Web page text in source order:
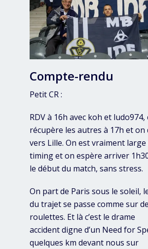
Compte-rendu
Petit CR :
RDV à 16h avec koh et ludo974,
récupère les autres à 17h et on
vers Lille. On est vraiment large
timing et on espère arriver
le début du match, sans stress.
On part de Paris sous le soleil,
du trajet se passe comme sur
roulettes. Et là c’est le drame
accident digne d’un Need for
quelques km devant nous sur